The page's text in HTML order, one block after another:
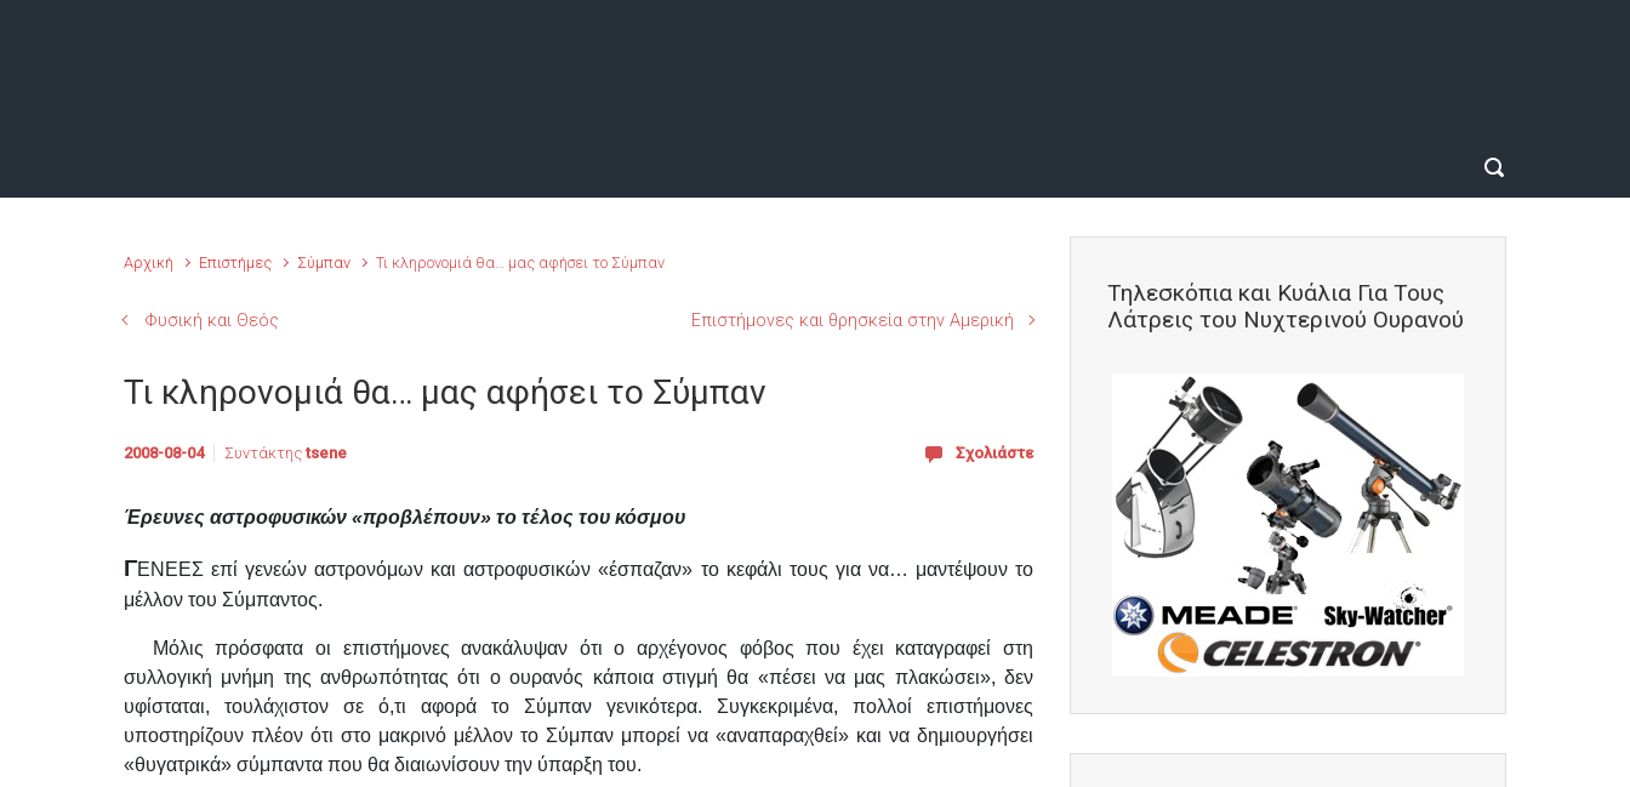
Αρχική Επιστήμες Σύμπαν Τι κληρονομιά θα… μας αφήσει το Σύμπαν
Φυσική και Θεός Επιστήμονες και θρησκεία στην Αμερική
Τι κληρονομιά θα… μας αφήσει το Σύμπαν
2008-08-04 Συντάκτης tsene Σχολιάστε
Έρευνες αστροφυσικών «προβλέπουν» το τέλος του κόσμου
ΓΕΝΕΕΣ επί γενεών αστρονόμων και αστροφυσικών «έσπαζαν» το κεφάλι τους για να… μαντέψουν το
μέλλον του Σύμπαντος.
Μόλις πρόσφατα οι επιστήμονες ανακάλυψαν ότι ο αρχέγονος φόβος που έχει καταγραφεί στη
συλλογική μνήμη της ανθρωπότητας ότι ο ουρανός κάποια στιγμή θα «πέσει να μας πλακώσει», δεν
υφίσταται, τουλάχιστον σε ό,τι αφορά το Σύμπαν γενικότερα. Συγκεκριμένα, πολλοί επιστήμονες
υποστηρίζουν πλέον ότι στο μακρινό μέλλον το Σύμπαν μπορεί να «αναπαραχθεί» και να δημιουργήσει
«θυγατρικά» σύμπαντα που θα διαιωνίσουν την ύπαρξη του.
Τηλεσκόπια και Κυάλια Για Τους
Λάτρεις του Νυχτερινού Ουρανού